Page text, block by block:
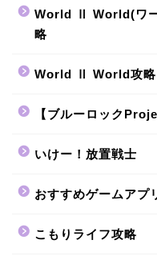
World Ⅱ World(ワー
略
World Ⅱ World攻略
【ブルーロック
いけー！放置戦士
おすすめゲームアプ
こもりライフ攻略